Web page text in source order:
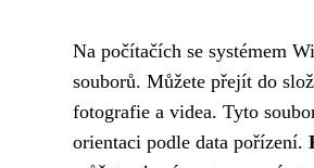
Na počítačích se systémem
souborů. Můžete přejít do
fotografie a videa. Tyto
orientaci podle data pořízení.